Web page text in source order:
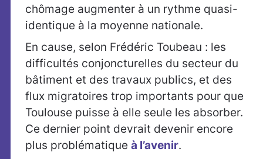
chômage augmenter à un rythme quasi-
identique à la moyenne nationale.
En cause, selon Frédéric Toubeau : les
difficultés conjoncturelles du secteur du
bâtiment et des travaux publics, et des
flux migratoires trop importants pour que
Toulouse puisse à elle seule les absorber.
Ce dernier point devrait devenir encore
plus problématique à l’avenir.